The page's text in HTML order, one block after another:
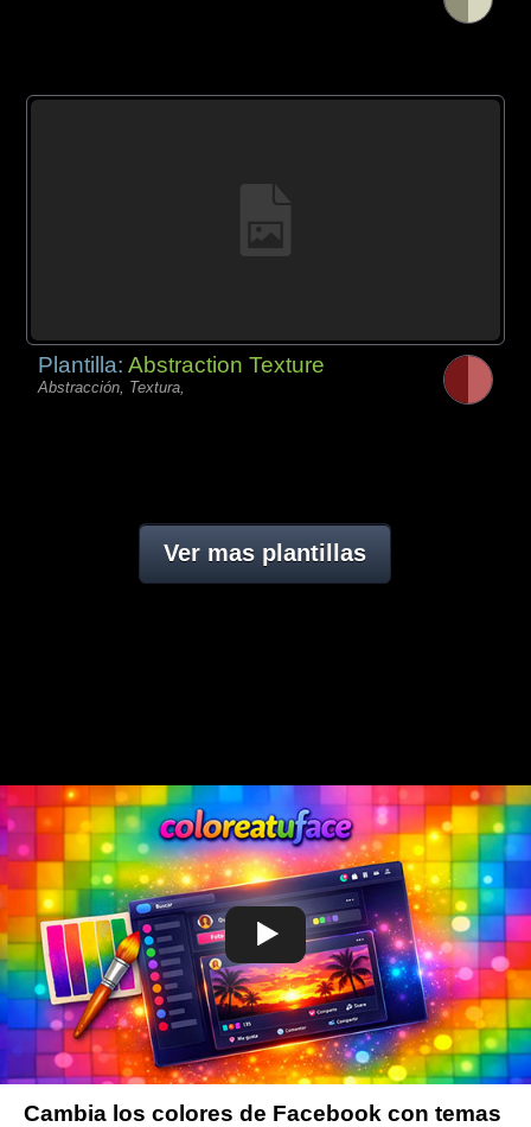
Plantilla:Abstraction Texture
Abstracción, Textura,
Ver mas plantillas
Cambia los colores de Facebook con temas